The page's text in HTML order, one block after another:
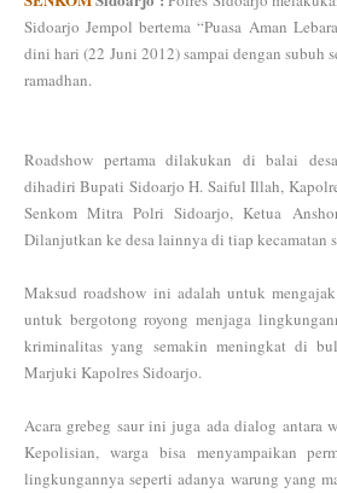
Sidoarjo Jempol bertema “Puasa Aman
dini hari (22 Juni 2012) sampai dengan subuh
ramadhan.
Roadshow pertama dilakukan di balai
dihadiri Bupati Sidoarjo H. Saiful Illah,
Senkom Mitra Polri Sidoarjo, Ketua
Dilanjutkan ke desa lainnya di tiap kecamatan
Maksud roadshow ini adalah untuk mengajak
untuk bergotong royong menjaga
kriminalitas yang semakin meningkat di
Marjuki Kapolres Sidoarjo.
Acara grebeg saur ini juga ada dialog antara
Kepolisian, warga bisa menyampaikan
lingkungannya seperti adanya warung yang